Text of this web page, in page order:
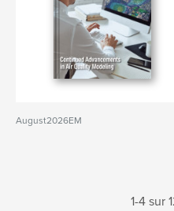
August2026EM
1-4 sur